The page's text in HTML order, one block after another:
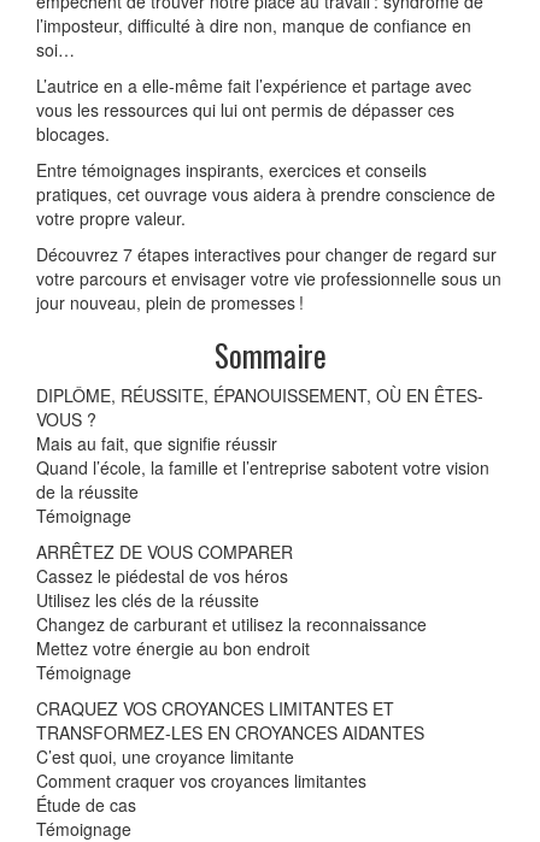
l’imposteur, difficulté à dire non, manque de confiance en
soi…
L’autrice en a elle-même fait l’expérience et partage avec
vous les ressources qui lui ont permis de dépasser ces
blocages.
Entre témoignages inspirants, exercices et conseils
pratiques, cet ouvrage vous aidera à prendre conscience de
votre propre valeur.
Découvrez 7 étapes interactives pour changer de regard sur
votre parcours et envisager votre vie professionnelle sous un
jour nouveau, plein de promesses !
Sommaire
DIPLÔME, RÉUSSITE, ÉPANOUISSEMENT, OÙ EN ÊTES-
VOUS ?
Mais au fait, que signifie réussir
Quand l’école, la famille et l’entreprise sabotent votre vision
de la réussite
Témoignage
ARRÊTEZ DE VOUS COMPARER
Cassez le piédestal de vos héros
Utilisez les clés de la réussite
Changez de carburant et utilisez la reconnaissance
Mettez votre énergie au bon endroit
Témoignage
CRAQUEZ VOS CROYANCES LIMITANTES ET
TRANSFORMEZ-LES EN CROYANCES AIDANTES
C’est quoi, une croyance limitante
Comment craquer vos croyances limitantes
Étude de cas
Témoignage